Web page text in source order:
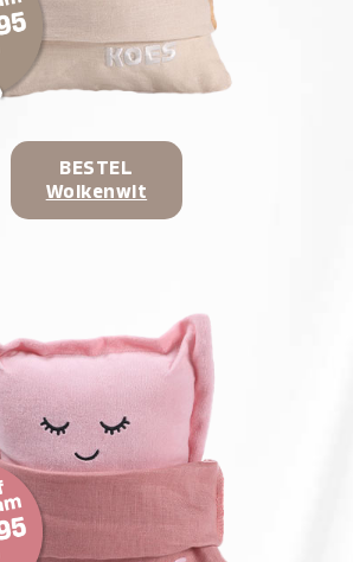
BESTEL
Wolkenwit